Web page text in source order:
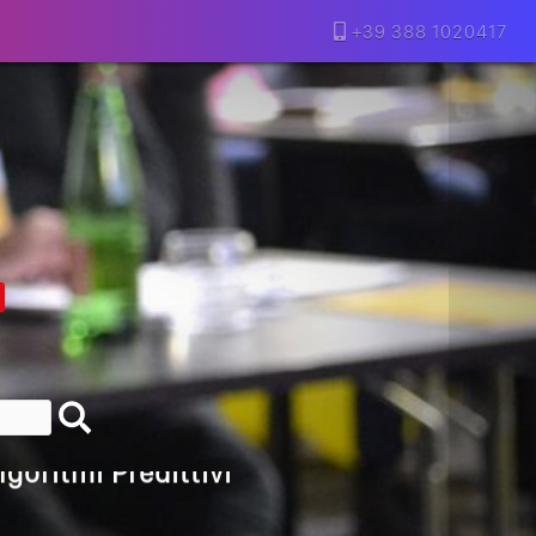
+39 388 1020417
Motivazione…
Franzese
Davvero
Vecchia SEO
Predittivi
Media, L’AI E I Contenuti…